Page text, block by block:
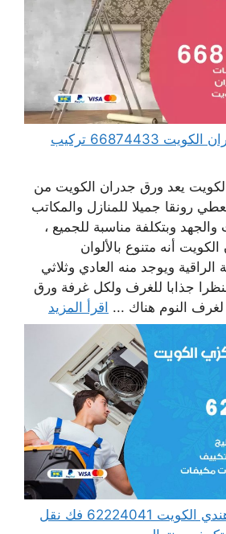
فني تركيب ورق جدران الكويت 66874433 تركيب
يعد ورق جدران الكويت من
رونقا جميلا للمنازل والمكاتب
والجهد وبتكلفة مناسبة للجميع ،
أنه متنوع بالألوان
ويوجد منه العادي وثلاثي
جذابا للغرف ولكل غرفة ورق
لغرف النوم هناك ... اقرأ المزيد
فني تكييف مركزي هندي الكويت 62224041 فك نقل